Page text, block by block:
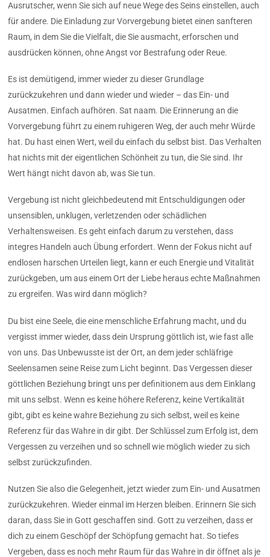
Ausrutscher, wenn Sie sich auf neue Wege des Seins einstellen, auch
für andere. Die Einladung zur Vorvergebung bietet einen sanfteren
Raum, in dem Sie die Vielfalt, die Sie ausmacht, erforschen und
ausdrücken können, ohne Angst vor Bestrafung oder Reue.
Es ist demütigend, immer wieder zu dieser Grundlage
zurückzukehren und dann wieder und wieder – das Ein- und
Ausatmen. Einfach aufhören. Sat naam. Die Erinnerung an die
Vorvergebung führt zu einem ruhigeren Weg, der auch mehr Würde
hat. Du hast einen Wert, weil du einfach du selbst bist. Das Verhalten
hat nichts mit der eigentlichen Schönheit zu tun, die Sie sind. Ihr
Wert hängt nicht davon ab, was Sie tun.
Vergebung ist nicht gleichbedeutend mit Entschuldigungen oder
unsensiblen, unklugen, verletzenden oder schädlichen
Verhaltensweisen. Es geht einfach darum zu verstehen, dass
integres Handeln auch Übung erfordert. Wenn der Fokus nicht auf
endlosen harschen Urteilen liegt, kann er euch Energie und Vitalität
zurückgeben, um aus einem Ort der Liebe heraus echte Maßnahmen
zu ergreifen. Was wird dann möglich?
Du bist eine Seele, die eine menschliche Erfahrung macht, und du
vergisst immer wieder, dass dein Ursprung göttlich ist, wie fast alle
von uns. Das Unbewusste ist der Ort, an dem jeder schläfrige
Seelensamen seine Reise zum Licht beginnt. Das Vergessen dieser
göttlichen Beziehung bringt uns per definitionem aus dem Einklang
mit uns selbst. Wenn es keine höhere Referenz, keine Vertikalität
gibt, gibt es keine wahre Beziehung zu sich selbst, weil es keine
Referenz für das Wahre in dir gibt. Der Schlüssel zum Erfolg ist, dem
Vergessen zu verzeihen und so schnell wie möglich wieder zu sich
selbst zurückzufinden.
Nutzen Sie also die Gelegenheit, jetzt wieder zum Ein- und Ausatmen
zurückzukehren. Wieder einmal im Herzen bleiben. Erinnern Sie sich
daran, dass Sie in Gott geschaffen sind. Gott zu verzeihen, dass er
dich zu einem Geschöpf der Schöpfung gemacht hat. So tiefes
Vergeben, dass es noch mehr Raum für das Wahre in dir öffnet als je